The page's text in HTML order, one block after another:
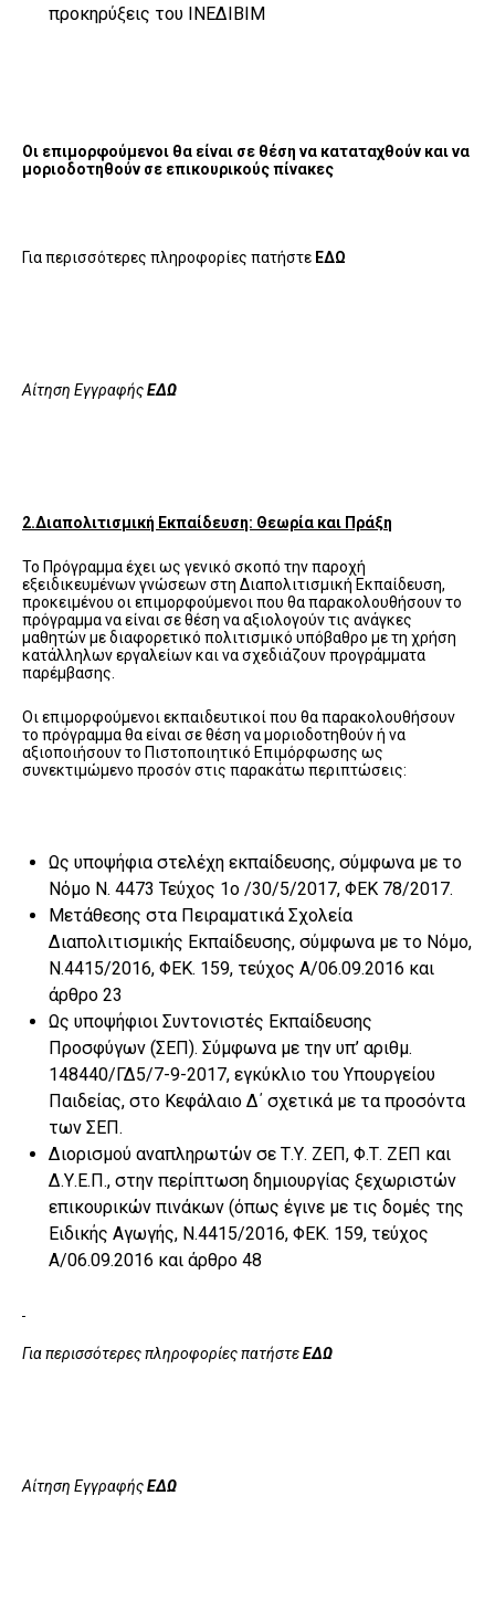
προκηρύξεις του ΙΝΕΔΙΒΙΜ
Οι επιμορφούμενοι θα είναι σε θέση να καταταχθούν και να
μοριοδοτηθούν σε επικουρικούς πίνακες
Για περισσότερες πληροφορίες πατήστε ΕΔΩ
Αίτηση ΕγγραφήςΕΔΩ
2.Διαπολιτισμική Εκπαίδευση: Θεωρία και Πράξη
Το Πρόγραμμα έχει ως γενικό σκοπό την παροχή
εξειδικευμένων γνώσεων στη Διαπολιτισμική Εκπαίδευση,
προκειμένου οι επιμορφούμενοι που θα παρακολουθήσουν το
πρόγραμμα να είναι σε θέση να αξιολογούν τις ανάγκες
μαθητών με διαφορετικό πολιτισμικό υπόβαθρο με τη χρήση
κατάλληλων εργαλείων και να σχεδιάζουν προγράμματα
παρέμβασης.
Οι επιμορφούμενοι εκπαιδευτικοί που θα παρακολουθήσουν
το πρόγραμμα θα είναι σε θέση να μοριοδοτηθούν ή να
αξιοποιήσουν το Πιστοποιητικό Επιμόρφωσης ως
συνεκτιμώμενο προσόν στις παρακάτω περιπτώσεις:
Ως υποψήφια στελέχη εκπαίδευσης, σύμφωνα με το
Νόμο Ν. 4473 Τεύχος 1ο /30/5/2017, ΦΕΚ 78/2017.
Μετάθεσης στα Πειραματικά Σχολεία
Διαπολιτισμικής Εκπαίδευσης, σύμφωνα με το Νόμο,
Ν.4415/2016, ΦΕΚ. 159, τεύχος Α/06.09.2016 και
άρθρο 23
Ως υποψήφιοι Συντονιστές Εκπαίδευσης
Προσφύγων (ΣΕΠ). Σύμφωνα με την υπ’ αριθμ.
148440/ΓΔ5/7-9-2017, εγκύκλιο του Υπουργείου
Παιδείας, στο Κεφάλαιο Δ΄ σχετικά με τα προσόντα
των ΣΕΠ.
Διορισμού αναπληρωτών σε Τ.Υ. ΖΕΠ, Φ.Τ. ΖΕΠ και
Δ.Υ.Ε.Π., στην περίπτωση δημιουργίας ξεχωριστών
επικουρικών πινάκων (όπως έγινε με τις δομές της
Ειδικής Αγωγής, Ν.4415/2016, ΦΕΚ. 159, τεύχος
Α/06.09.2016 και άρθρο 48
Για περισσότερες πληροφορίες πατήστεΕΔΩ
Αίτηση ΕγγραφήςΕΔΩ